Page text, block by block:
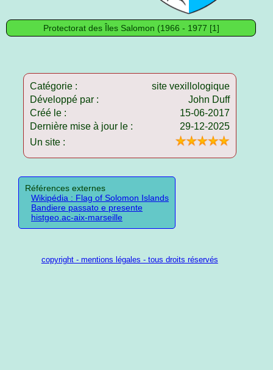
Protectorat des Îles Salomon (1966 - 1977 [1]
Catégorie :
site vexillologique
Développé par :
John Duff
Créé le :
15-06-2017
Dernière mise à jour le :
29-12-2025
Un site :
Références externes
Wikipédia : Flag of Solomon Islands
Bandiere passato e presente
histgeo.ac-aix-marseille
copyright - mentions légales - tous droits réservés